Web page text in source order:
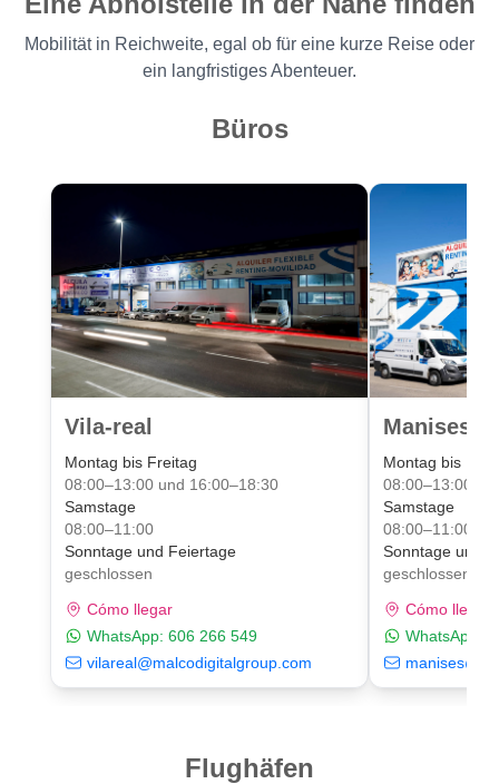
Mobilität in Reichweite, egal ob für eine kurze Reise oder
ein langfristiges Abenteuer.
Büros
Vila-real
Montag bis Freitag
08:00–13:00 und 16:00–18:30
Samstage
08:00–11:00
Sonntage und Feiertage
geschlossen
Cómo llegar
WhatsApp: 606 266 549
vilareal@malcodigitalgroup.com
Manises
Montag bis
08:00–13:00
Samstage
08:00–11:00
Sonntage und
geschlossen
Cómo llegar
WhatsApp:
Flughäfen